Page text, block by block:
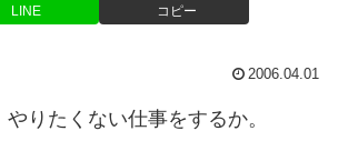
LINE コピー
2006.04.01
りたくない仕事をするか。